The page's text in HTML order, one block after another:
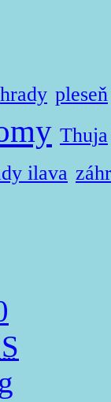
pleseň
Thuja
ilava